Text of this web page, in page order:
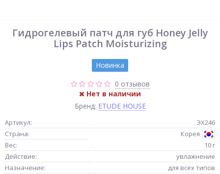
Гидрогелевый патч для губ Honey Jelly
Lips Patch Moisturizing
Новинка
0 отзывов
Нет в наличии
Бренд: ETUDE HOUSE
Артикул:
ЭХ246
Страна:
Корея
Вес:
10 г
Действие:
увлажнение
Назначение:
для всех типов